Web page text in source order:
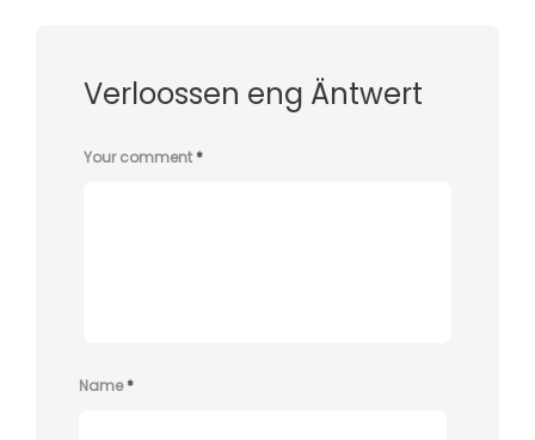
Verloossen eng Äntwert
Your comment*
Name*